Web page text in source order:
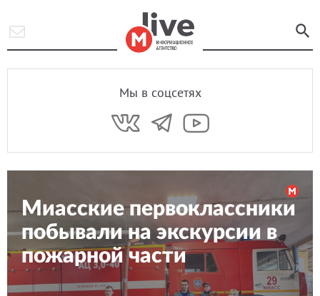
Мы в соцсетях
Миасские первоклассники
побывали на экскурсии в
пожарной части